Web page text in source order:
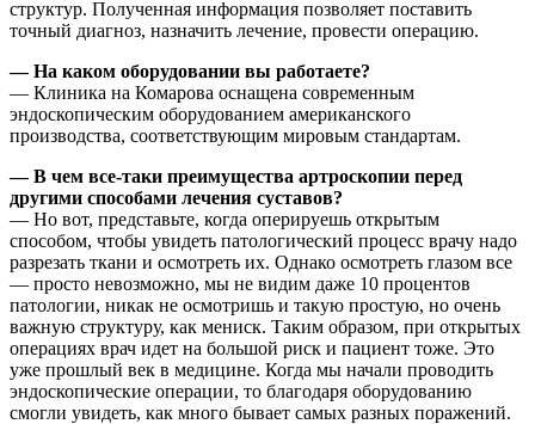
структур. Полученная информация позволяет поставить
точный диагноз, назначить лечение, провести операцию.
— На каком оборудовании вы работаете?
— Клиника на Комарова оснащена современным
эндоскопическим оборудованием американского
производства, соответствующим мировым стандартам.
— В чем все-таки преимущества артроскопии перед
другими способами лечения суставов?
— Но вот, представьте, когда оперируешь открытым
способом, чтобы увидеть патологический процесс врачу надо
разрезать ткани и осмотреть их. Однако осмотреть глазом все
— просто невозможно, мы не видим даже 10 процентов
патологии, никак не осмотришь и такую простую, но очень
важную структуру, как мениск. Таким образом, при открытых
операциях врач идет на большой риск и пациент тоже. Это
уже прошлый век в медицине. Когда мы начали проводить
эндоскопические операции, то благодаря оборудованию
смогли увидеть, как много бывает самых разных поражений.